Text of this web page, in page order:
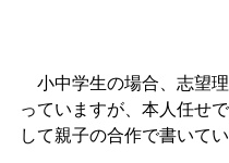
小中学生の場合、志望
っていますが、本人任せ
して親子の合作で書いて